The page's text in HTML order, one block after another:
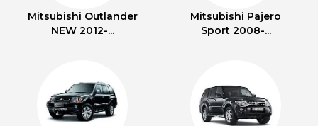
Mitsubishi Outlander
NEW 2012-...
Mitsubishi Pajero
Sport 2008-...